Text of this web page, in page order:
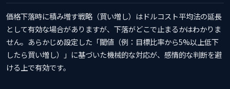
価格下落時に積み増す戦略（買い増し）はドルコスト平均法の延長
として有効な場合がありますが、下落がどこで止まるかはわかりま
せん。あらかじめ設定した「閾値（例：目標比率から5%以上低下
したら買い増し）」に基づいた機械的な対応が、感情的な判断を避
ける上で有効です。